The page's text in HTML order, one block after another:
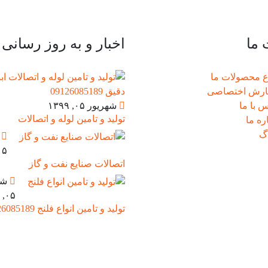
ما
محصولات ما
اختصاصی
با ما
ما
اخبار و به روز رسانی
شهریور ۰۵, ۱۳۹۹
تولید و تامین لوله و اتصالات
۰۵,
اتصالات صنایع نفت و گاز
۰۵, ۱۳۹۹
تولید و تامین انواع فلنج 09126085189